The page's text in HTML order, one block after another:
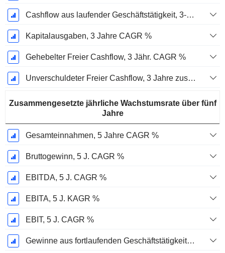
Cashflow aus laufender Geschäftstätigkeit, 3-Jahres-CAGR %
Kapitalausgaben, 3 Jahre CAGR %
Gehebelter Freier Cashflow, 3 Jähr. CAGR %
Unverschuldeter Freier Cashflow, 3 Jahre zusammengesetzte jährliche Wachstumsrate %
Zusammengesetzte jährliche Wachstumsrate über fünf
Jahre
Gesamteinnahmen, 5 Jahre CAGR %
Bruttogewinn, 5 J. CAGR %
EBITDA, 5 J. CAGR %
EBITA, 5 J. KAGR %
EBIT, 5 J. CAGR %
Gewinne aus fortlaufenden Geschäftstätigkeiten, 5-Jahres-CAGR %